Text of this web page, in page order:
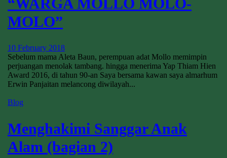
MOLO”
10 February 2018
Sebelum mama Aleta Baun, perempuan adat Mollo memimpin
perjuangan menolak tambang. hingga menerima Yap Thiam Hien
Award 2016, di tahun 90-an Saya bersama kawan saya almarhum
Erwin Panjaitan melancong diwilayah...
Blog
Menghakimi Sanggar Anak
Alam (bagian 2)